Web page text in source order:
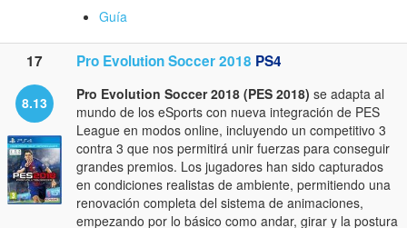
Guía
17 Pro Evolution Soccer 2018 PS4
8.13 Pro Evolution Soccer 2018 (PES 2018) se adapta al
mundo de los eSports con nueva integración de PES
League en modos online, incluyendo un competitivo 3
contra 3 que nos permitirá unir fuerzas para conseguir
grandes premios. Los jugadores han sido capturados
en condiciones realistas de ambiente, permitiendo una
renovación completa del sistema de animaciones,
empezando por lo básico como andar, girar y la postura